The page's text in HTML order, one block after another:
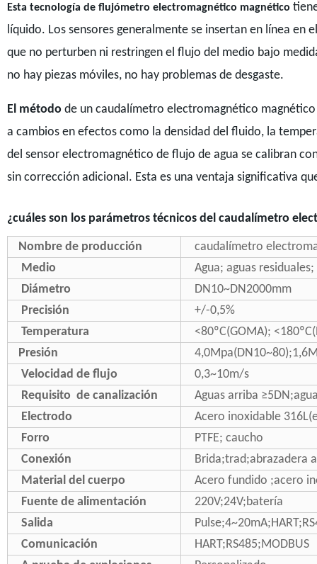
Esta tecnología de flujómetro electromagnético magnético
líquido. Los sensores generalmente se insertan en línea
que no perturben ni restringen el flujo del medio bajo
no hay piezas móviles, no hay problemas de desgaste.
El métodode un caudalímetro electromagnético
a cambios en efectos como la densidad del fluido, la
del sensor electromagnético de flujo de agua se calibran
sin corrección adicional. Esta es una ventaja significativa
¿cuáles son los parámetros técnicos del caudalímetro
Nombre de producción
caudalímetro
Medio
Agua; aguas
Diámetro
DN10~DN2000mm
Precisión
+/-0,5%
Temperatura
<80ºC(GOMA);
Presión
Velocidad de flujo
0,3~10m/s
Requisito de canalización
Aguas arriba
Electrodo
Acero inoxidable
Forro
PTFE; caucho
Conexión
Brida;trad;abrazadera
Material del cuerpo
Acero fundido ;acero
Fuente de alimentación
220V;24V;batería
Salida
Comunicación
HART;RS485;MODBUS